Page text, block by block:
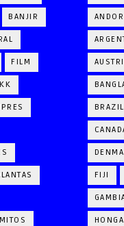
BANJIR
FILM
MITOS
BRAZIL
FIJI